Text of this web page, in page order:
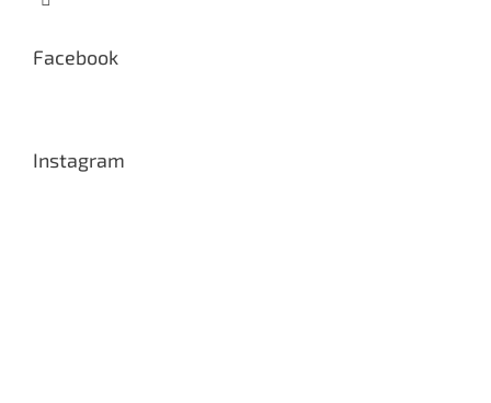
Facebook
Instagram